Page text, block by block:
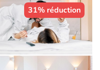
31% réduction